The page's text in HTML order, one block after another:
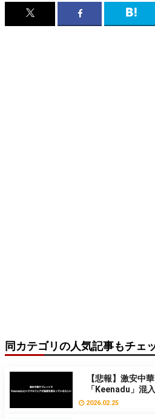
同カテゴリの人気記事もチェ
【悲報】激安中
「Keenadu」混
2026.02.25